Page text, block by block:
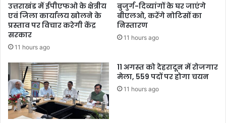
उत्तराखंड में ईपीएफओ के क्षेत्रीय
एवं जिला कार्यालय खोलने के
प्रस्ताव पर विचार करेगी केंद्र
सरकार
11 hours ago
बुजुर्ग-दिव्यांगों के घर जाएंगे
बीएलओ, करेंगे नोटिसों का
निस्तारण
11 hours ago
11 अगस्त को देहरादून में रोजगार
मेला, 559 पदों पर होगा चयन
11 hours ago